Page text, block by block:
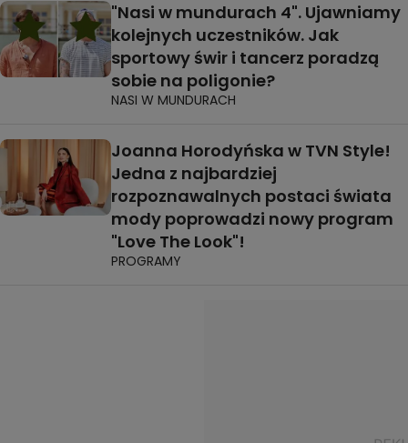
"Nasi w mundurach 4". Ujawniamy
kolejnych uczestników. Jak
sportowy świr i tancerz poradzą
sobie na poligonie?
NASI W MUNDURACH
Joanna Horodyńska w TVN Style!
Jedna z najbardziej
rozpoznawalnych postaci świata
mody poprowadzi nowy program
"Love The Look"!
PROGRAMY